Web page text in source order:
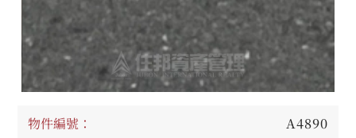
物件編號：
A4890